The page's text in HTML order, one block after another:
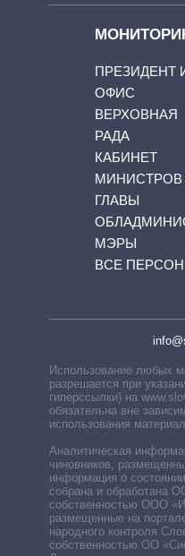
ПРЕЗИДЕНТ
ОФИС
ВЕРХОВНАЯ
РАДА
КАБИНЕТ
МИНИСТРОВ
ГЛАВЫ
МЭРЫ
ВСЕ
Использование любых
разрешается при
гиперссылки) на
обязательна вне
использования
Аналитическая
чиновников,
информация о
собрана и обработана
собственностью ООО
размещенные на
народного контроля
собственностью ОО